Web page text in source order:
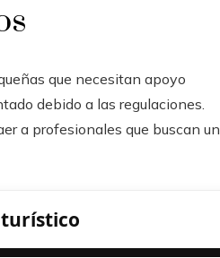
que necesitan apoyo
debido a las regulaciones.
a profesionales que buscan un
turístico